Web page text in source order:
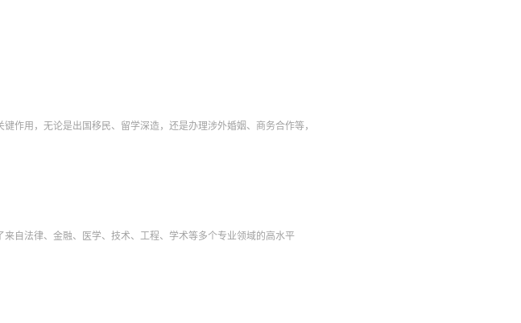
作用，无论是出国移民、留学深造，还是办理涉外婚姻、商务合作等，
自法律、金融、医学、技术、工程、学术等多个专业领域的高水平